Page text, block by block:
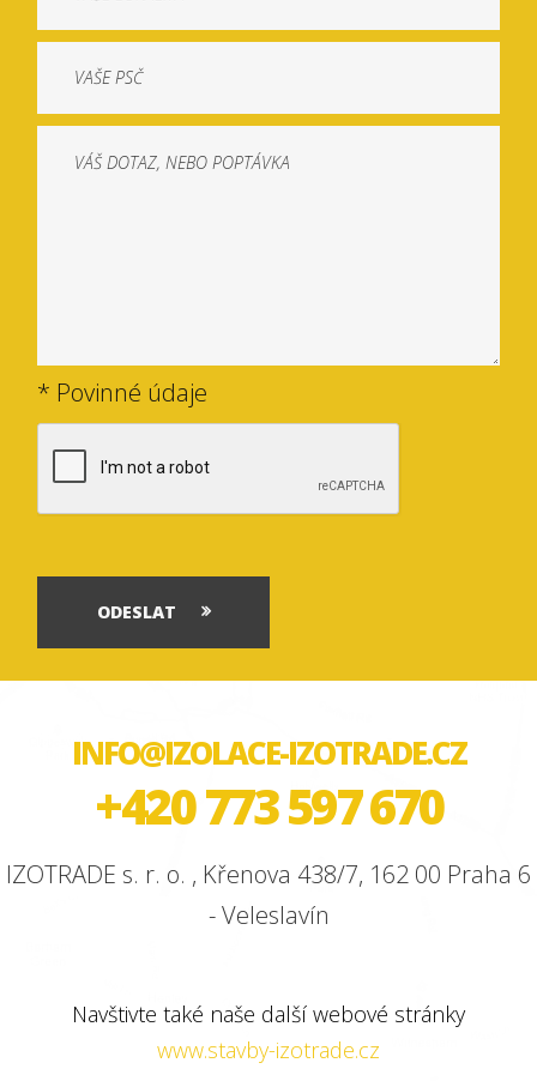
* Povinné údaje
ODESLAT
INFO@IZOLACE-IZOTRADE.CZ
+420 773 597 670
IZOTRADE s. r. o. , Křenova 438/7, 162 00 Praha 6
- Veleslavín
Navštivte také naše další webové stránky
www.stavby-izotrade.cz